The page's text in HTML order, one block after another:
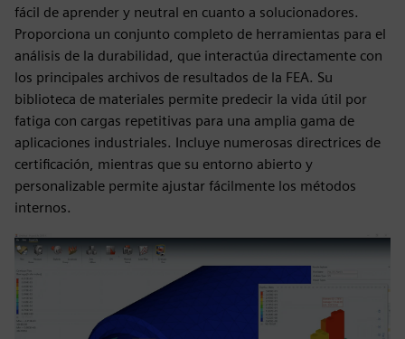
fácil de aprender y neutral en cuanto a solucionadores.
Proporciona un conjunto completo de herramientas para el
análisis de la durabilidad, que interactúa directamente con
los principales archivos de resultados de la FEA. Su
biblioteca de materiales permite predecir la vida útil por
fatiga con cargas repetitivas para una amplia gama de
aplicaciones industriales. Incluye numerosas directrices de
certificación, mientras que su entorno abierto y
personalizable permite ajustar fácilmente los métodos
internos.